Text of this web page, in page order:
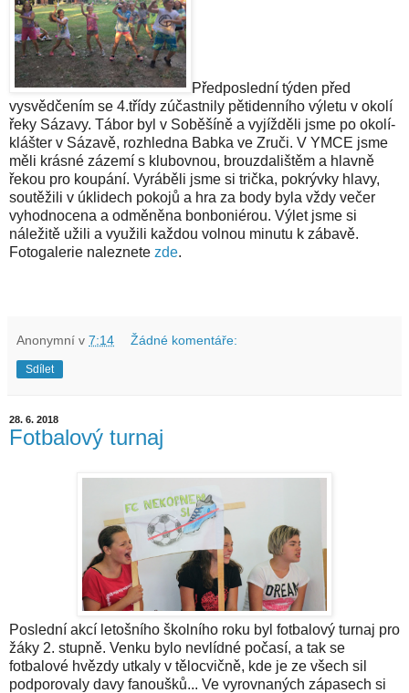
Předposlední týden před
vysvědčením se 4.třídy zúčastnily pětidenního výletu v okolí
řeky Sázavy. Tábor byl v Soběšíně a vyjížděli jsme po okolí-
klášter v Sázavě, rozhledna Babka ve Zruči. V YMCE jsme
měli krásné zázemí s klubovnou, brouzdalištěm a hlavně
řekou pro koupání. Vyráběli jsme si trička, pokrývky hlavy,
soutěžili v úklidech pokojů a hra za body byla vždy večer
vyhodnocena a odměněna bonboniérou. Výlet jsme si
náležitě užili a využili každou volnou minutu k zábavě.
Fotogalerie naleznete zde.
Anonymní v 7:14 Žádné komentáře:
Sdílet
28. 6. 2018
Fotbalový turnaj
Poslední akcí letošního školního roku byl fotbalový turnaj pro
žáky 2. stupně. Venku bylo nevlídné počasí, a tak se
fotbalové hvězdy utkaly v tělocvičně, kde je ze všech sil
podporovaly davy fanoušků... Ve vyrovnaných zápasech si